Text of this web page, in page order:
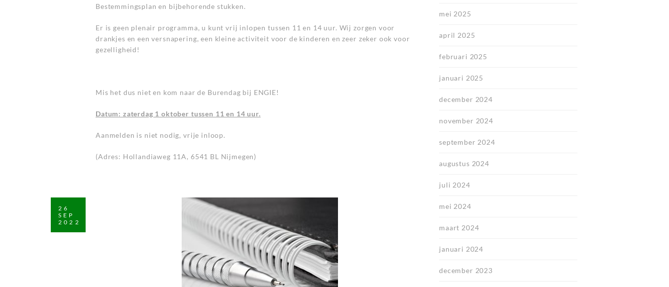
Bestemmingsplan en bijbehorende stukken.
Er is geen plenair programma, u kunt vrij inlopen tussen 11 en 14 uur. Wij zorgen voor
drankjes en een versnapering, een kleine activiteit voor de kinderen en zeer zeker ook voor
gezelligheid!
Mis het dus niet en kom naar de Burendag bij ENGIE!
Datum: zaterdag 1 oktober tussen 11 en 14 uur.
Aanmelden is niet nodig, vrije inloop.
(Adres: Hollandiaweg 11A, 6541 BL Nijmegen)
26
SEP
2022
mei 2025
april 2025
februari 2025
januari 2025
december 2024
november 2024
september 2024
augustus 2024
juli 2024
mei 2024
maart 2024
januari 2024
december 2023